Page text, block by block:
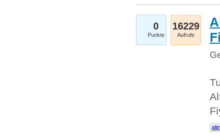
0
Punkte
16229
Aufrufe